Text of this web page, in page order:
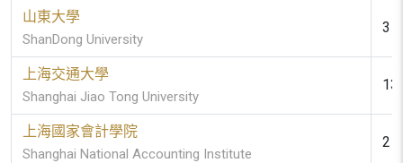
山東大學
ShanDong University
3 (
上海交通大學
Shanghai Jiao Tong University
13
上海國家會計學院
Shanghai National Accounting Institute
2 (